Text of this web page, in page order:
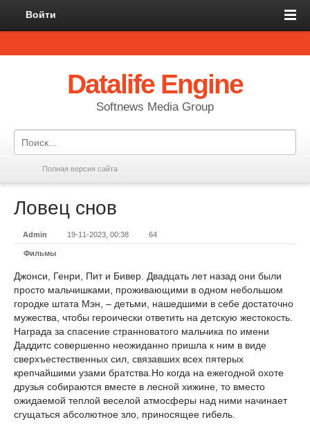
Войти
Datalife Engine
Softnews Media Group
Полная версия сайта
Ловец снов
Admin 19-11-2023, 00:38 64
Фильмы
Джонси, Генри, Пит и Бивер. Двадцать лет назад они были
просто мальчишками, проживающими в одном небольшом
городке штата Мэн, – детьми, нашедшими в себе достаточно
мужества, чтобы героически ответить на детскую жестокость.
Награда за спасение странноватого мальчика по имени
Даддитс совершенно неожиданно пришла к ним в виде
сверхъестественных сил, связавших всех пятерых
крепчайшими узами братства.Но когда на ежегодной охоте
друзья собираются вместе в лесной хижине, то вместо
ожидаемой теплой веселой атмосферы над ними начинает
сгущаться абсолютное зло, приносящее гибель.